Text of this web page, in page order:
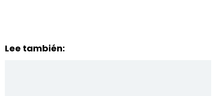
Lee también: